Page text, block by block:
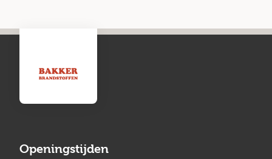
Openingstijden